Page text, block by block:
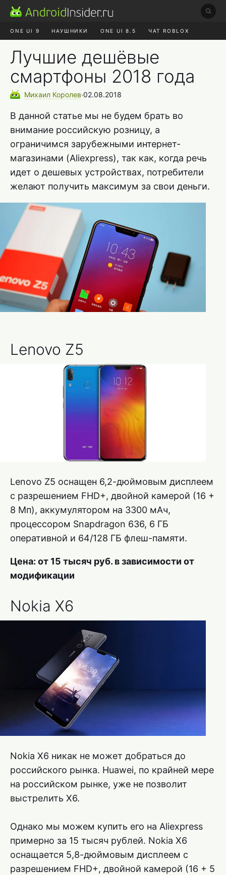
ONE UI 9 НАУШНИКИ ONE UI 8.5 ЧАТ ROBLOX
Лучшие дешёвые
смартфоны 2018 года
Михаил Королев∙02.08.2018
В данной статье мы не будем брать во
внимание российскую розницу, а
ограничимся зарубежными интернет-
магазинами (Aliexpress), так как, когда речь
идет о дешевых устройствах, потребители
желают получить максимум за свои деньги.
Lenovo Z5
Lenovo Z5 оснащен 6,2-дюймовым дисплеем
с разрешением FHD+, двойной камерой (16 +
8 Мп), аккумулятором на 3300 мАч,
процессором Snapdragon 636, 6 ГБ
оперативной и 64/128 ГБ флеш-памяти.
Цена: от 15 тысяч руб. в зависимости от
модификации
Nokia X6
Nokia X6 никак не может добраться до
российского рынка. Huawei, по крайней мере
на российском рынке, уже не позволит
выстрелить X6.
Однако мы можем купить его на Aliexpress
примерно за 15 тысяч рублей. Nokia X6
оснащается 5,8-дюймовым дисплеем с
разрешением FHD+, двойной камерой (16 + 5